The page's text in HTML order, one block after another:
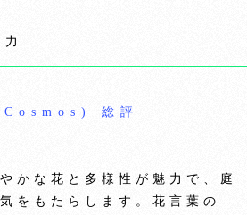
総評
かな花と多様性が魅力で、庭
をもたらします。花言葉の